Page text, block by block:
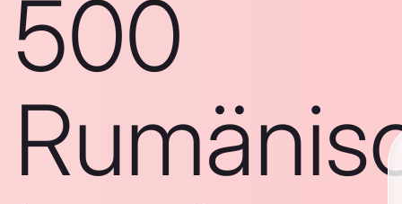
500